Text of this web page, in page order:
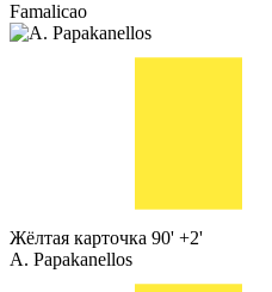
Famalicao
Жёлтая карточка 90' +2'
A. Papakanellos